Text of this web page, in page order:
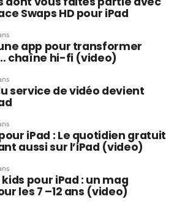
Swaps HD pour iPad
app pour transformer
chaîne hi-fi (video)
service de vidéo devient
iPad : Le quotidien gratuit
aussi sur l’iPad (video)
pour iPad : un mag
les 7 –12 ans (video)